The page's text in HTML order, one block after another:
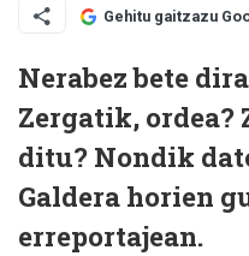
Gehitu gaitzazu
Nerabez bete
Zergatik, ordea?
ditu? Nondik
Galdera horien
erreportajean.